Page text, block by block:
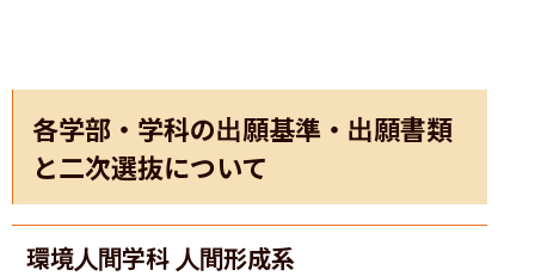
各学部・学科の出願基準・出願書類
と二次選抜について
環境人間学科 人間形成系